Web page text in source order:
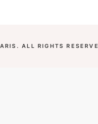
ALL RIGHTS